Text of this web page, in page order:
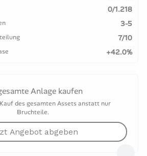
0/1.218
3-5
7/10
+42.0%
Anlage kaufen
des gesamten Assets anstatt nur
Bruchteile.
Angebot abgeben